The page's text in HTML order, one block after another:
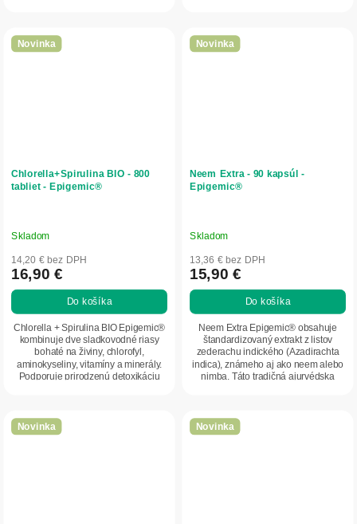
Novinka
Chlorella+Spirulina BIO - 800
tabliet - Epigemic®
Skladom
14,20 € bez DPH
16,90 €
Do košíka
Chlorella + Spirulina BIO Epigemic®
kombinuje dve sladkovodné riasy
bohaté na živiny, chlorofyl,
aminokyseliny, vitamíny a minerály.
Podporuje prirodzenú detoxikáciu
Novinka
Neem Extra - 90 kapsúl -
Epigemic®
Skladom
13,36 € bez DPH
15,90 €
Do košíka
Neem Extra Epigemic® obsahuje
štandardizovaný extrakt z listov
zederachu indického (Azadirachta
indica), známeho aj ako neem alebo
nimba. Táto tradičná ajurvédska
Novinka Novinka